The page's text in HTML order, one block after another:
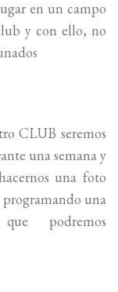
en un campo
y con ello, no
CLUB seremos
una semana y
una foto
programando una
podremos